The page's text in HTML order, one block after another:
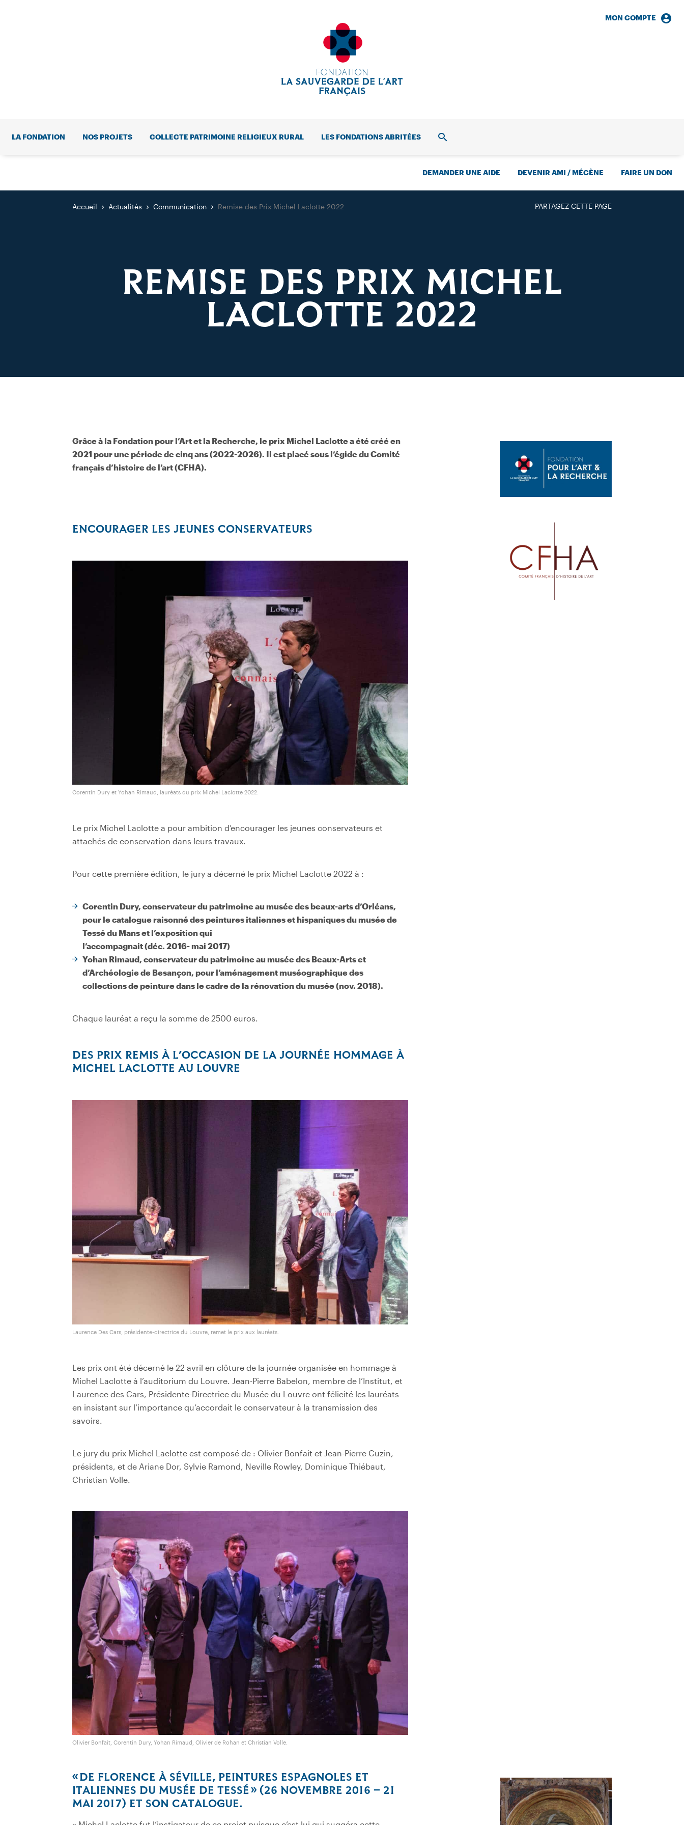
MON COMPTE
LA FONDATION NOS PROJETS COLLECTE PATRIMOINE RELIGIEUX RURAL LES FONDATIONS ABRITÉES RECHERCHE
DEMANDER UNE AIDE DEVENIR AMI / MÉCÈNE FAIRE UN DON
PARTAGEZ CETTE PAGE
Accueil Actualités Communication Remise des Prix Michel Laclotte 2022
REMISE DES PRIX MICHEL
LACLOTTE 2022
Grâce à la Fondation pour l’Art et la Recherche, le prix Michel Laclotte a été créé en
2021 pour une période de cinq ans (2022-2026). Il est placé sous l’égide du Comité
français d’histoire de l’art (CFHA).
ENCOURAGER LES JEUNES CONSERVATEURS
Corentin Dury et Yohan Rimaud, lauréats du prix Michel Laclotte 2022.
Le prix Michel Laclotte a pour ambition d’encourager les jeunes conservateurs et
attachés de conservation dans leurs travaux.
Pour cette première édition, le jury a décerné le prix Michel Laclotte 2022 à :
Corentin Dury, conservateur du patrimoine au musée des beaux-arts d’Orléans,
pour le catalogue raisonné des peintures italiennes et hispaniques du musée de
Tessé du Mans et l’exposition qui
l’accompagnait (déc. 2016- mai 2017)
Yohan Rimaud, conservateur du patrimoine au musée des Beaux-Arts et
d’Archéologie de Besançon, pour l’aménagement muséographique des
collections de peinture dans le cadre de la rénovation du musée (nov. 2018).
Chaque lauréat a reçu la somme de 2500 euros.
DES PRIX REMIS À L’OCCASION DE LA JOURNÉE HOMMAGE À
MICHEL LACLOTTE AU LOUVRE
Laurence Des Cars, présidente-directrice du Louvre, remet le prix aux lauréats.
Les prix ont été décerné le 22 avril en clôture de la journée organisée en hommage à
Michel Laclotte à l’auditorium du Louvre. Jean-Pierre Babelon, membre de l’Institut, et
Laurence des Cars, Présidente-Directrice du Musée du Louvre ont félicité les lauréats
en insistant sur l’importance qu’accordait le conservateur à la transmission des
savoirs.
Le jury du prix Michel Laclotte est composé de : Olivier Bonfait et Jean-Pierre Cuzin,
présidents, et de Ariane Dor, Sylvie Ramond, Neville Rowley, Dominique Thiébaut,
Christian Volle.
Olivier Bonfait, Corentin Dury, Yohan Rimaud, Olivier de Rohan et Christian Volle.
« DE FLORENCE À SÉVILLE, PEINTURES ESPAGNOLES ET
ITALIENNES DU MUSÉE DE TESSÉ » (26 NOVEMBRE 2016 – 21
MAI 2017) ET SON CATALOGUE.